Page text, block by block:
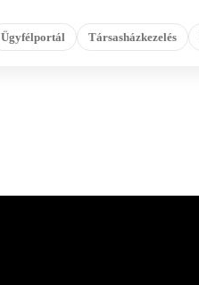
Ügyfélportál Társasházkezelés